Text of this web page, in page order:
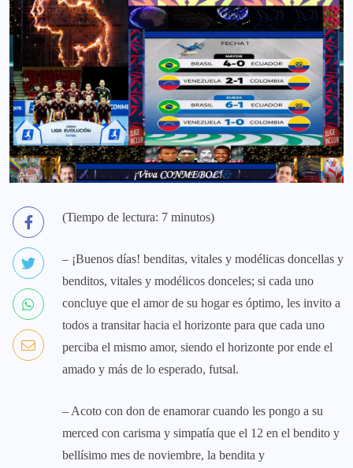
(Tiempo de lectura: 7 minutos)
– ¡Buenos días! benditas, vitales y modélicas doncellas y
benditos, vitales y modélicos donceles; si cada uno
concluye que el amor de su hogar es óptimo, les invito a
todos a transitar hacia el horizonte para que cada uno
perciba el mismo amor, siendo el horizonte por ende el
amado y más de lo esperado, futsal.
– Acoto con don de enamorar cuando les pongo a su
merced con carisma y simpatía que el 12 en el bendito y
bellísimo mes de noviembre, la bendita y